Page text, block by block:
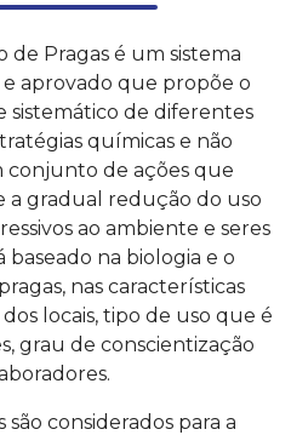
Pragas é um sistema
aprovado que propõe o
sistemático de diferentes
químicas e não
conjunto de ações que
a gradual redução do uso
ao ambiente e seres
baseado na biologia e o
nas características
locais, tipo de uso que é
grau de conscientização
são considerados para a